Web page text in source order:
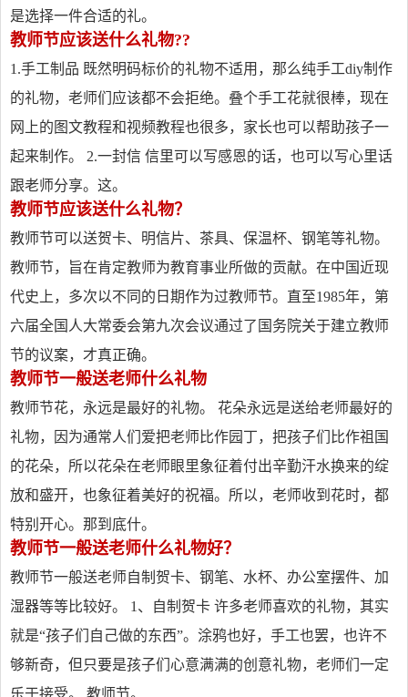
是选择一件合适的礼。
教师节应该送什么礼物??
1.手工制品 既然明码标价的礼物不适用，那么纯手工diy制作
的礼物，老师们应该都不会拒绝。叠个手工花就很棒，现在
网上的图文教程和视频教程也很多，家长也可以帮助孩子一
起来制作。 2.一封信 信里可以写感恩的话，也可以写心里话
跟老师分享。这。
教师节应该送什么礼物？
教师节可以送贺卡、明信片、茶具、保温杯、钢笔等礼物。
教师节，旨在肯定教师为教育事业所做的贡献。在中国近现
代史上，多次以不同的日期作为过教师节。直至1985年，第
六届全国人大常委会第九次会议通过了国务院关于建立教师
节的议案，才真正确。
教师节一般送老师什么礼物
教师节花，永远是最好的礼物。 花朵永远是送给老师最好的
礼物，因为通常人们爱把老师比作园丁，把孩子们比作祖国
的花朵，所以花朵在老师眼里象征着付出辛勤汗水换来的绽
放和盛开，也象征着美好的祝福。所以，老师收到花时，都
特别开心。那到底什。
教师节一般送老师什么礼物好？
教师节一般送老师自制贺卡、钢笔、水杯、办公室摆件、加
湿器等等比较好。 1、自制贺卡 许多老师喜欢的礼物，其实
就是“孩子们自己做的东西”。涂鸦也好，手工也罢，也许不
够新奇，但只要是孩子们心意满满的创意礼物，老师们一定
乐于接受。 教师节。